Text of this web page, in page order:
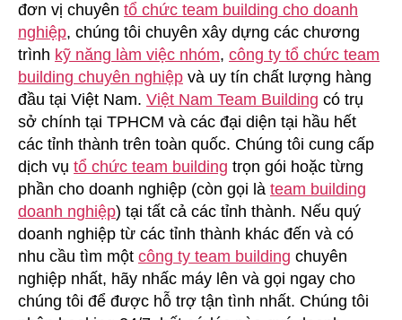
đơn vị chuyên tổ chức team building cho doanh
nghiệp, chúng tôi chuyên xây dựng các chương
trình kỹ năng làm việc nhóm, công ty tổ chức team
building chuyên nghiệp và uy tín chất lượng hàng
đầu tại Việt Nam. Việt Nam Team Building có trụ
sở chính tại TPHCM và các đại diện tại hầu hết
các tỉnh thành trên toàn quốc. Chúng tôi cung cấp
dịch vụ tổ chức team building trọn gói hoặc từng
phần cho doanh nghiệp (còn gọi là team building
doanh nghiệp) tại tất cả các tỉnh thành. Nếu quý
doanh nghiệp từ các tỉnh thành khác đến và có
nhu cầu tìm một công ty team building chuyên
nghiệp nhất, hãy nhấc máy lên và gọi ngay cho
chúng tôi để được hỗ trợ tận tình nhất. Chúng tôi